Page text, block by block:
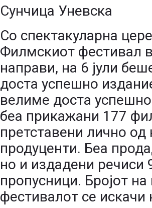
Сунчица Уневска
Со спектакуларна
Филмскиот фестивал
направи, на 6 јули
доста успешно
велиме доста
беа прикажани 177
претставени лично
продуценти. Беа
но и издадени речиси
пропусници. Бројот
фестивалот се